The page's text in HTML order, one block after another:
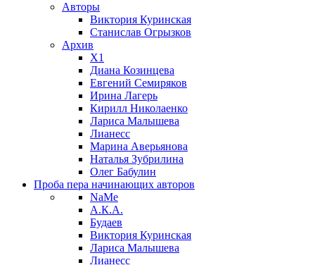
Авторы
Виктория Куринская
Станислав Огрызков
Архив
X1
Диана Козинцева
Евгений Семиряков
Ирина Лагерь
Кирилл Николаенко
Лариса Малышева
Лианесс
Марина Аверьянова
Наталья Зубрилина
Олег Бабулин
Проба пера начинающих авторов
NaMe
А.К.А.
Будаев
Виктория Куринская
Лариса Малышева
Лианесс